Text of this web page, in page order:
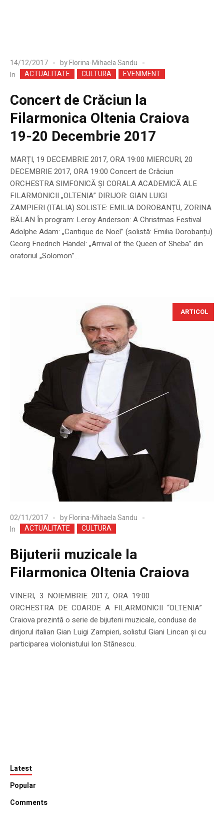
14/12/2017 byFlorina-Mihaela Sandu
In
ACTUALITATE CULTURA EVENIMENT
Concert de Crăciun la
Filarmonica Oltenia Craiova
19-20 Decembrie 2017
MARȚI, 19 DECEMBRIE 2017, ORA 19:00 MIERCURI, 20
DECEMBRIE 2017, ORA 19:00 Concert de Crăciun
ORCHESTRA SIMFONICĂ ȘI CORALA ACADEMICĂ ALE
FILARMONICII „OLTENIA” DIRIJOR: GIAN LUIGI
ZAMPIERI (ITALIA) SOLISTE: EMILIA DOROBANȚU, ZORINA
BĂLAN În program: Leroy Anderson: A Christmas Festival
Adolphe Adam: „Cantique de Noël” (solistă: Emilia Dorobanțu)
Georg Friedrich Händel: „Arrival of the Queen of Sheba” din
oratoriul „Solomon”...
ARTICOL
02/11/2017 byFlorina-Mihaela Sandu
In
ACTUALITATE CULTURA
Bijuterii muzicale la
Filarmonica Oltenia Craiova
VINERI, 3 NOIEMBRIE 2017, ORA 19:00
ORCHESTRA DE COARDE A FILARMONICII “OLTENIA”
Craiova prezintă o serie de bijuterii muzicale, conduse de
dirijorul italian Gian Luigi Zampieri, solistul Giani Lincan și cu
participarea violonistului Ion Stănescu.
Latest
Popular
Comments